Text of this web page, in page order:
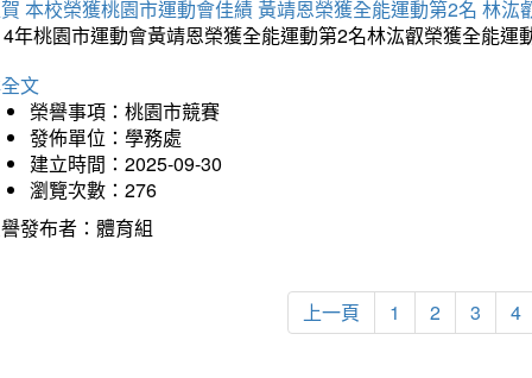
本校榮獲桃園市運動會佳績 黃靖恩榮獲全能運動第2名 林汯
年桃園市運動會黃靖恩榮獲全能運動第2名林汯叡榮獲全能運
文
榮譽事項：桃園市競賽
發佈單位：學務處
建立時間：2025-09-30
瀏覽次數：276
發布者：體育組
上一頁 1 2 3 4